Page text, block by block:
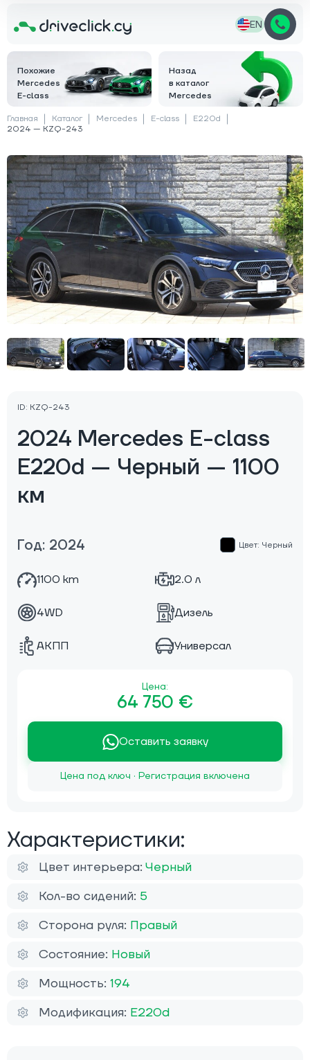
EN
Похожие
Mercedes
E-class
Назад
в каталог
Mercedes
Главная Каталог Mercedes E-class
E220d
2024 — KZQ-243
ID: KZQ-243
2024 Mercedes E-class
E220d — Черный — 1100
км
Год: 2024 Цвет: Черный
1100 km 2.0 л
4WD Дизель
АКПП Универсал
Цена:
64 750 €
Оставить заявку
Цена под ключ · Регистрация включена
Характеристики:
Цвет интерьера: Черный
Кол-во сидений: 5
Сторона руля: Правый
Состояние: Новый
Мощность: 194
Модификация: E220d